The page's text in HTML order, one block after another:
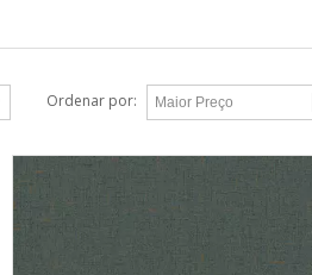
Ordenar por: